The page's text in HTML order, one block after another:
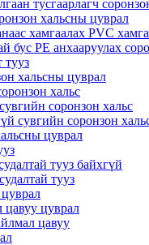
тусгаарлагч
хальсны цуврал
хамгаалах PVC
бус PE анхааруулах
тууз
хальсны цуврал
хальс
соронзон хальс
сувгийн соронзон
цуврал
тууз байхгүй
тууз
цуврал
цавуу